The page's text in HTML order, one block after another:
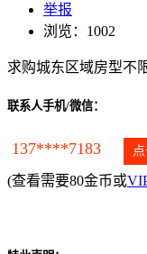
举报
浏览：1002
求购城东区域房型不
联系人手机/微信：
137****7183
(查看需要80金币或